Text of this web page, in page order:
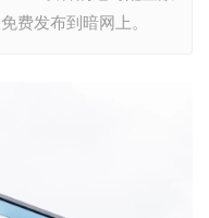
费发布到暗网上。